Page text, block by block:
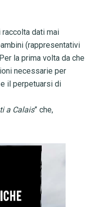
dati mai
(rappresentativi
la prima volta da che
necessarie per
il perpetuarsi di
a Calais” che,